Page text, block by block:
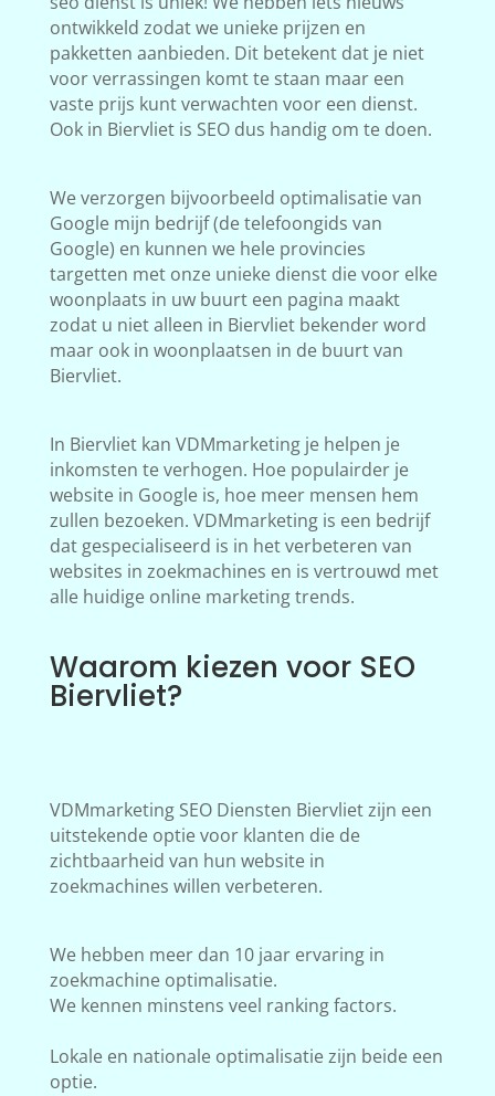
ontwikkeld zodat we unieke prijzen en
pakketten aanbieden. Dit betekent dat je niet
voor verrassingen komt te staan maar een
vaste prijs kunt verwachten voor een dienst.
Ook in Biervliet is SEO dus handig om te doen.
We verzorgen bijvoorbeeld optimalisatie van
Google mijn bedrijf (de telefoongids van
Google) en kunnen we hele provincies
targetten met onze unieke dienst die voor elke
woonplaats in uw buurt een pagina maakt
zodat u niet alleen in Biervliet bekender word
maar ook in woonplaatsen in de buurt van
Biervliet.
In Biervliet kan VDMmarketing je helpen je
inkomsten te verhogen. Hoe populairder je
website in Google is, hoe meer mensen hem
zullen bezoeken. VDMmarketing is een bedrijf
dat gespecialiseerd is in het verbeteren van
websites in zoekmachines en is vertrouwd met
alle huidige online marketing trends.
Waarom kiezen voor SEO
Biervliet?
VDMmarketing SEO Diensten Biervliet zijn een
uitstekende optie voor klanten die de
zichtbaarheid van hun website in
zoekmachines willen verbeteren.
We hebben meer dan 10 jaar ervaring in
zoekmachine optimalisatie.
We kennen minstens veel ranking factors.
Lokale en nationale optimalisatie zijn beide een
optie.